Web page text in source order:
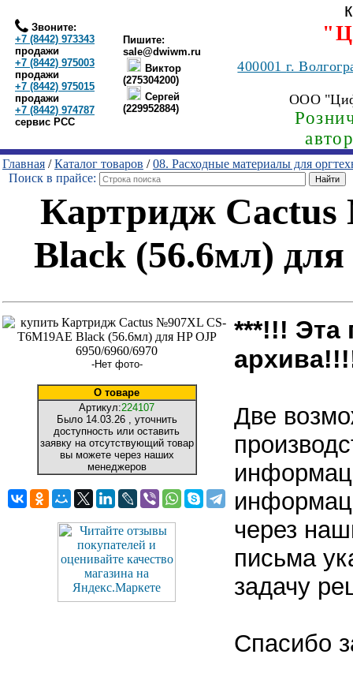
Звоните:
+7 (8442) 973343
продажи
+7 (8442) 975003
продажи
+7 (8442) 975015
продажи
+7 (8442) 974787
сервис РСС
Пишите:
sale@dwiwm.ru
Виктор
(275304200)
Сергей
(229952884)
400001г.
ООО
Главная /Каталог товаров /08. Расходные материалы для
Поиск в прайсе:
Картридж
Black (56.6мл) для
-Нет фото-
О товаре
Артикул:224107
Было 14.03.26 , уточнить
доступность или оставить
заявку на отсутствующий товар
вы можете через наших
менеджеров
***!!! Эта
Две
через
письма
задачу
Спасибо